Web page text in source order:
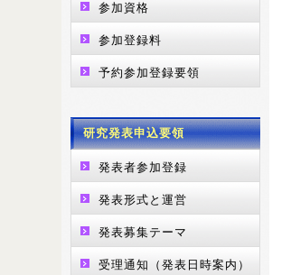
参加資格
参加登録料
予約参加登録要領
研究発表申込要領
発表者参加登録
発表形式と運営
発表募集テーマ
受理通知（発表日時案内）